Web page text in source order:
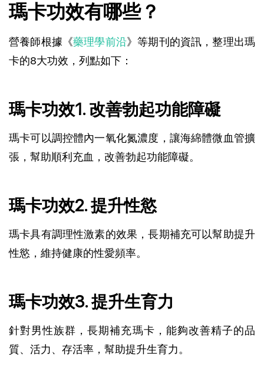
瑪卡功效有哪些？
營養師根據《藥理學前沿》等期刊的資訊，整理出瑪
卡的8大功效，列點如下：
瑪卡功效1. 改善勃起功能障礙
瑪卡可以調控體內一氧化氮濃度，讓海綿體微血管擴
張，幫助順利充血，改善勃起功能障礙。
瑪卡功效2. 提升性慾
瑪卡具有調理性激素的效果，長期補充可以幫助提升
性慾，維持健康的性愛頻率。
瑪卡功效3. 提升生育力
針對男性族群，長期補充瑪卡，能夠改善精子的品
質、活力、存活率，幫助提升生育力。